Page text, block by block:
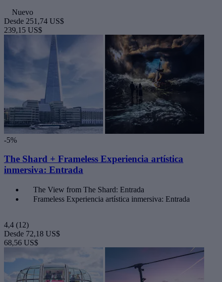
Nuevo
Desde 251,74 US$
239,15 US$
-5%
The Shard + Frameless Experiencia artística
inmersiva: Entrada
The View from The Shard: Entrada
Frameless Experiencia artística inmersiva: Entrada
4,4 (12)
Desde 72,18 US$
68,56 US$